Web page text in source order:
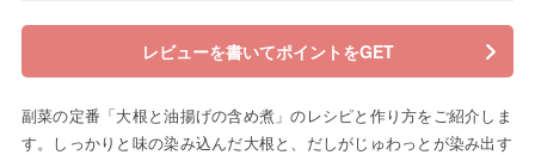
レビューを書いてポイントをGET
副菜の定番「大根と油揚げの含め煮」のレシピと作り方をご紹介しま
す。しっかりと味の染み込んだ大根と、だしがじゅわっとが染み出す